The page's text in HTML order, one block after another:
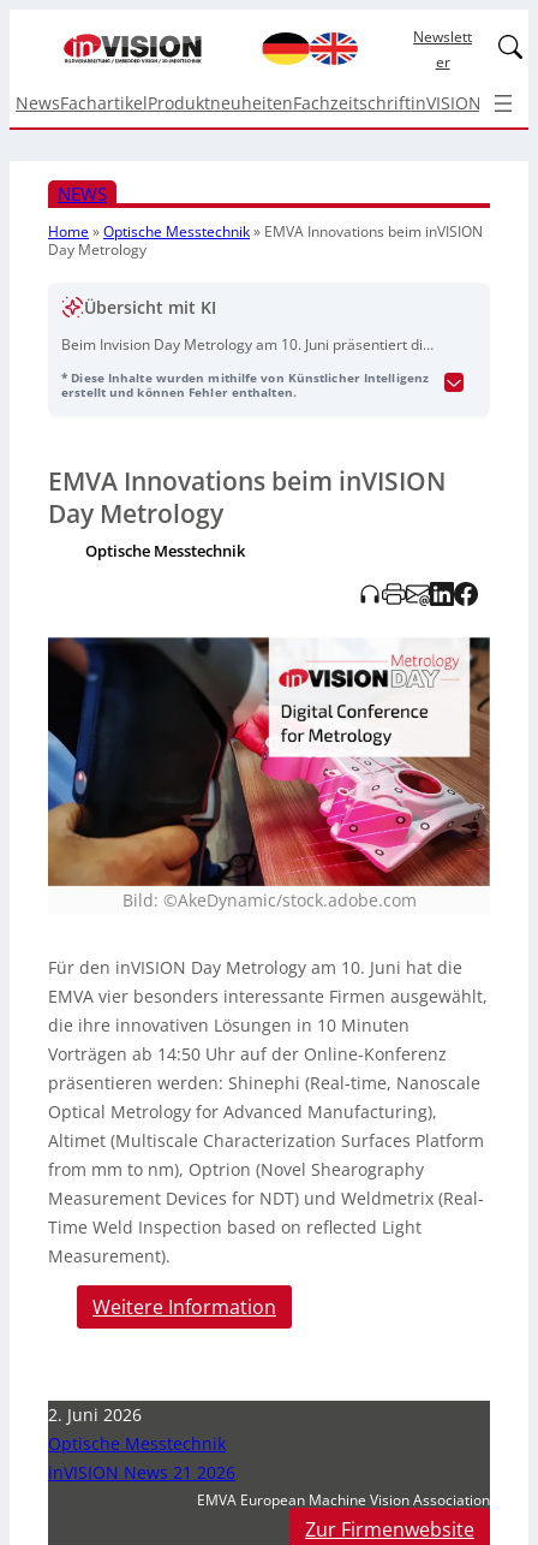
Newslett
er
NewsFachartikelProduktneuheitenFachzeitschriftinVISION Top
NEWS
Home»Optische Messtechnik» EMVA Innovations beim inVISION
Day Metrology
Übersicht mit KI
Beim Invision Day Metrology am 10. Juni präsentiert die
innovativen Lösungen in jeweils 10-minütigen Online-
Shearography-Messgeräte für die zerstörungsfreie
Prüfung) und Unweld Metrics (Echtzeit-
Schweißnahtinspektion per reflektiertem Licht). Die
Audioaufnahme wurde KI-generiert und vom Tato
* Diese Inhalte wurden mithilfe von Künstlicher Intelligenz
erstellt und können Fehler enthalten.
EMVA Innovations beim inVISION
Day Metrology
Optische Messtechnik
Bild: ©AkeDynamic/stock.adobe.com
Für den inVISION Day Metrology am 10. Juni hat die
EMVA vier besonders interessante Firmen ausgewählt,
die ihre innovativen Lösungen in 10 Minuten
Vorträgen ab 14:50 Uhr auf der Online-Konferenz
präsentieren werden: Shinephi (Real-time, Nanoscale
Optical Metrology for Advanced Manufacturing),
Altimet (Multiscale Characterization Surfaces Platform
from mm to nm), Optrion (Novel Shearography
Measurement Devices for NDT) und Weldmetrix (Real-
Time Weld Inspection based on reflected Light
Measurement).
Weitere Information
2. Juni 2026
Optische Messtechnik
inVISION News 21 2026
EMVA European Machine Vision Association
Zur Firmenwebsite